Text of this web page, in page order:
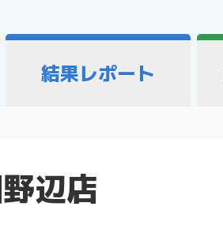
結果レポート
辺店